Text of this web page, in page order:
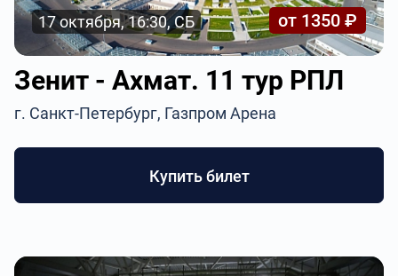
17 октября, 16:30, СБ от 1350 ₽
Зенит - Ахмат. 11 тур РПЛ
г. Санкт-Петербург, Газпром Арена
Купить билет